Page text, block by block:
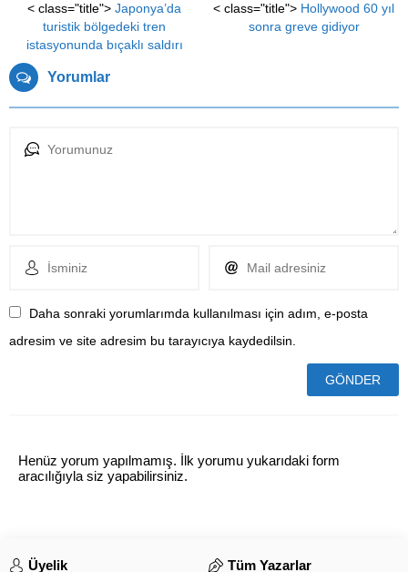
< class="title"> Japonya’da
turistik bölgedeki tren
istasyonunda bıçaklı saldırı
< class="title"> Hollywood 60 yıl
sonra greve gidiyor
Yorumlar
Daha sonraki yorumlarımda kullanılması için adım, e-posta
adresim ve site adresim bu tarayıcıya kaydedilsin.
Henüz yorum yapılmamış. İlk yorumu yukarıdaki form
aracılığıyla siz yapabilirsiniz.
Üyelik Tüm Yazarlar